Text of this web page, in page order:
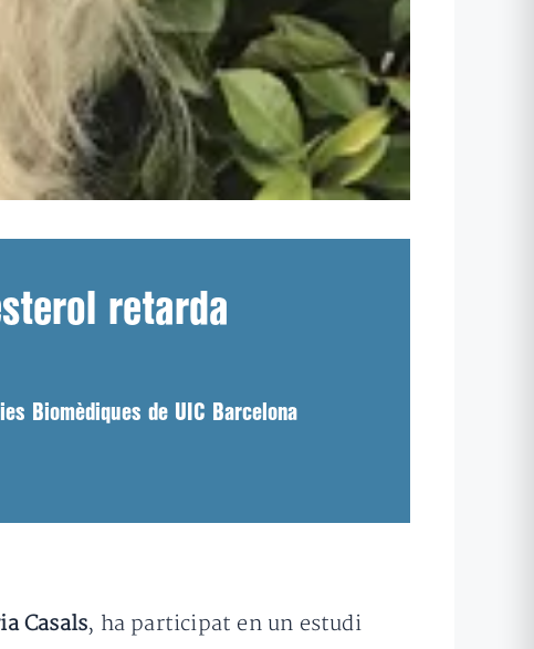
retarda
Biomèdiques de UIC Barcelona
Casals, ha participat en un estudi